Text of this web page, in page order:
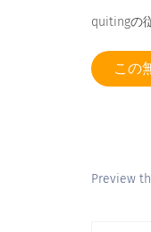
quitingの
この
Preview